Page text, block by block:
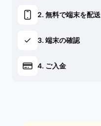
2. 無料で端末を配送
3. 端末の確認
4. ご入金